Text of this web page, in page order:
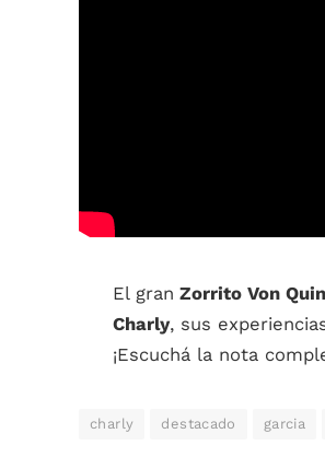
El gran Zorrito Von
Charly, sus
¡Escuchá la nota
charly destacado garcia